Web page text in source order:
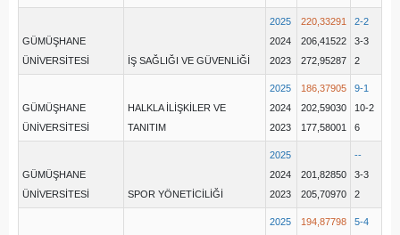
GÜMÜŞHANE
ÜNİVERSİTESİ
İŞ SAĞLIĞI VE GÜVENLİĞİ
2025
2024
2023
220,33291
206,41522
272,95287
2-2
3-3
2
GÜMÜŞHANE
ÜNİVERSİTESİ
HALKLA İLİŞKİLER VE
TANITIM
2025
2024
2023
186,37905
202,59030
177,58001
9-1
10-2
6
GÜMÜŞHANE
ÜNİVERSİTESİ
SPOR YÖNETİCİLİĞİ
2025
2024
2023
201,82850
205,70970
--
3-3
2
2025
194,87798
5-4